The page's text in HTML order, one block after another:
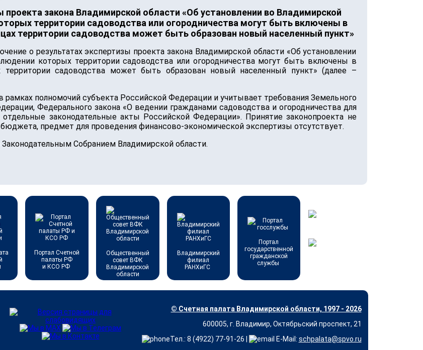
закона Владимирской области «Об установлении во Владимирской
территории садоводства или огородничества могут быть включены в
территории садоводства может быть образован новый населенный пункт»
о результатах экспертизы проекта закона Владимирской области «Об установлении
которых территории садоводства или огородничества могут быть включены в
территории садоводства может быть образован новый населенный пункт» (далее –
рамках полномочий субъекта Российской Федерации и учитывает требования Земельного
Федерального закона «О ведении гражданами садоводства и огородничества для
законодательные акты Российской Федерации». Принятие законопроекта не
предмет для проведения финансово-экономической экспертизы отсутствует.
Собранием Владимирской области.
Портал Счетной
палаты РФ
и КСО РФ
Общественный
совет ВФК
Владимирской
области
Владимирский
филиал
РАНХиГС
Портал
государственной
гражданской
службы
© Счетная палата Владимирской области, 1997 - 2026
600005, г. Владимир, Октябрьский проспект, 21
Тел.: 8 (4922) 77-91-26 |
E-Mail: schpalata@spvo.ru